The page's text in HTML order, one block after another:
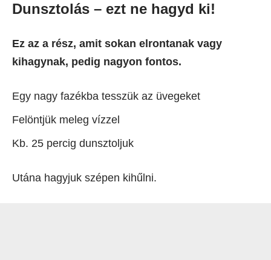
Dunsztolás – ezt ne hagyd ki!
Ez az a rész, amit sokan elrontanak vagy
kihagynak, pedig nagyon fontos.
Egy nagy fazékba tesszük az üvegeket
Felöntjük meleg vízzel
Kb. 25 percig dunsztoljuk
Utána hagyjuk szépen kihűlni.